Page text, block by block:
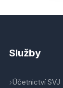
Služby
Účetnictví SVJ